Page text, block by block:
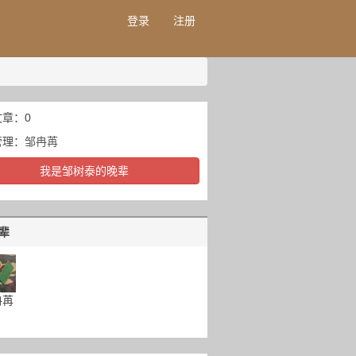
登录 注册
章：0
： 邹冉苒
我是邹树泰的晚辈
苒